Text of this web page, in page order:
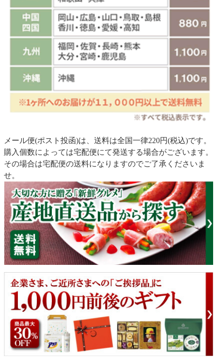
メール便(ポスト投函)は、送料は全国一律220円(税込)です。
購入個数によっては宅配便にて発送する場合がございます。
その場合は宅配便の送料になりますのでご了承くださいま
せ。